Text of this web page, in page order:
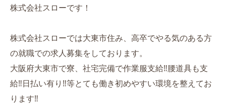
株式会社スローです！
株式会社スローでは大東市住み、高卒でやる気のある方
の就職での求人募集をしております。
大阪府大東市で寮、社宅完備で作業服支給‼︎腰道具も支
給‼︎日払い有り‼︎等とても働き初めやすい環境を整えてお
ります‼︎